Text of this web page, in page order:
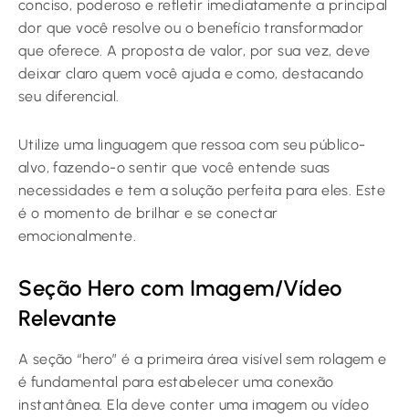
conciso, poderoso e refletir imediatamente a principal
dor que você resolve ou o benefício transformador
que oferece. A proposta de valor, por sua vez, deve
deixar claro quem você ajuda e como, destacando
seu diferencial.
Utilize uma linguagem que ressoa com seu público-
alvo, fazendo-o sentir que você entende suas
necessidades e tem a solução perfeita para eles. Este
é o momento de brilhar e se conectar
emocionalmente.
Seção Hero com Imagem/Vídeo
Relevante
A seção “hero” é a primeira área visível sem rolagem e
é fundamental para estabelecer uma conexão
instantânea. Ela deve conter uma imagem ou vídeo